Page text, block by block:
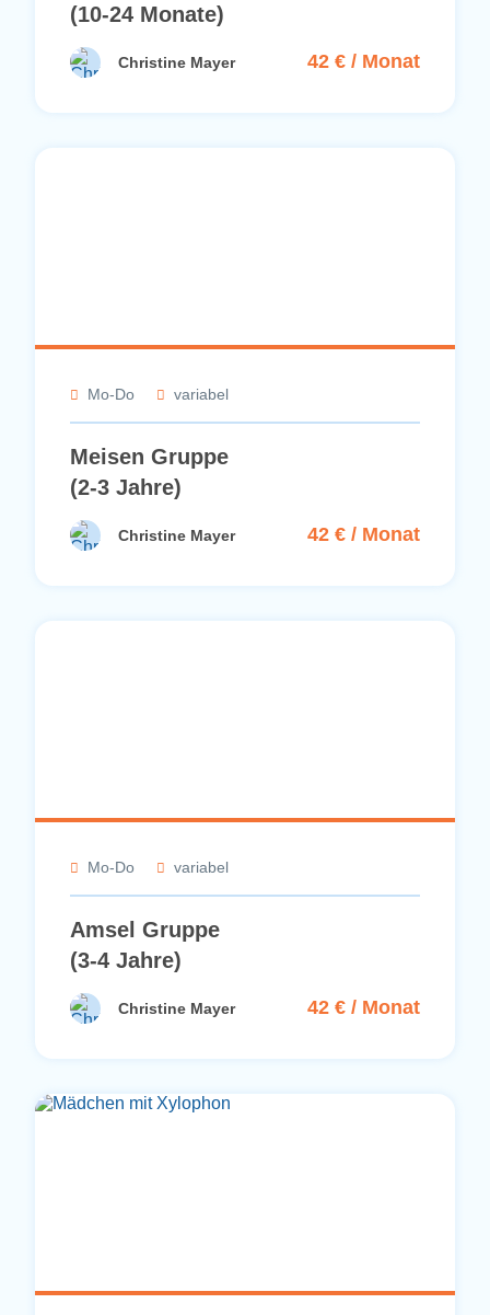
(10-24 Monate)
Christine Mayer 42 € / Monat
Mo-Do variabel
Meisen Gruppe
(2-3 Jahre)
Christine Mayer 42 € / Monat
Mo-Do variabel
Amsel Gruppe
(3-4 Jahre)
Christine Mayer 42 € / Monat